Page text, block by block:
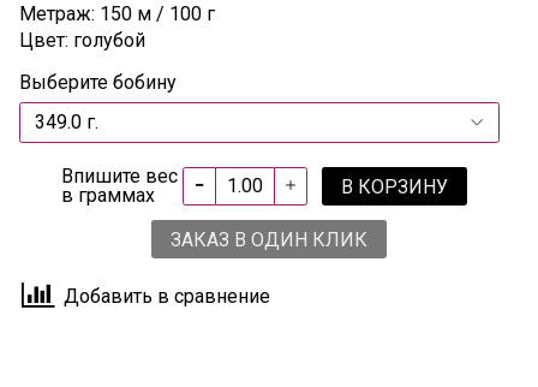
Метраж: 150 м / 100 г
Цвет: голубой
Выберите бобину
Впишите вес
в граммах
В КОРЗИНУ
ЗАКАЗ В ОДИН КЛИК
Добавить в сравнение